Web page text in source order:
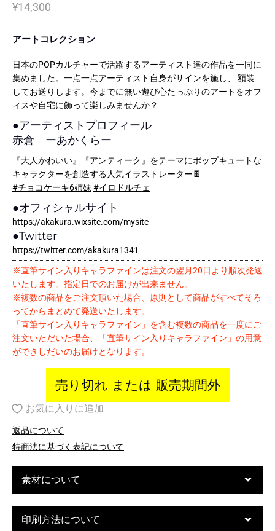
¥14,300
アートコレクション
日本のPOPカルチャーで活躍するアーティスト達の作品を一同に
集めました。一点一点アーティスト自身がサインを施し、 額装
してお送りします。今までに無い遊び心たっぷりのアートをオフ
ィスや自宅に飾って楽しみませんか？
●アーティストプロフィール
赤倉 ーあかくらー
『大人かわいい』『アンティーク』をテーマにポップキュートな
キャラクターを創造する人気イラストレーター🍫
#チョコケーキ6姉妹 #イロドルチェ
●オフィシャルサイト
https://akakura.wixsite.com/mysite
●Twitter
https://twitter.com/akakura1341
※直筆サイン入りキャラファインは注文の翌月20日より順次発送
いたします。指定日でのお届けが出来ません。
※複数の商品をご注文頂いた場合、原則として商品がすべてそろ
ってからまとめて発送いたします。
「直筆サイン入りキャラファイン」を含む複数の商品を一度にご
注文いただいた場合、「直筆サイン入りキャラファイン」の用意
ができしだいのお届けとなります。
売り切れ または 販売期間外
お気に入りに追加
返品について
特商法に基づく表記について
素材について
印刷方法について